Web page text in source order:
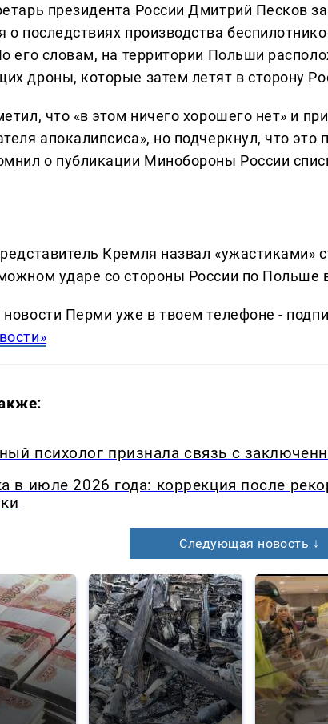
президента России Дмитрий Песков
о последствиях производства
его словам, на территории Польши
дроны, которые затем летят в сторону
что «в этом ничего хорошего нет» и
апокалипсиса», но подчеркнул, что это
о публикации Минобороны России
Кремля назвал «ужастиками»
ударе со стороны России по
новости Перми уже в твоем телефоне -
психолог признала связь с
в июле 2026 года: коррекция после
Следующая новость ↓